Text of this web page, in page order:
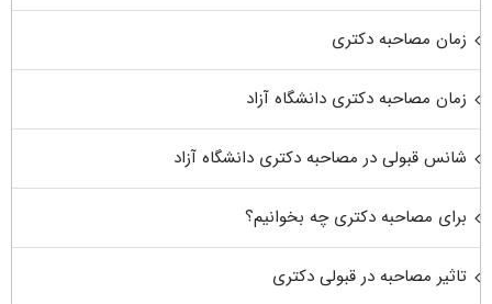
زمان مصاحبه دکتری
زمان مصاحبه دکتری دانشگاه آزاد
شانس قبولی در مصاحبه دکتری دانشگاه آزاد
برای مصاحبه دکتری چه بخوانیم؟
تاثیر مصاحبه در قبولی دکتری